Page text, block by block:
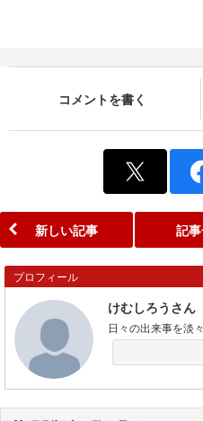
コメントを書く
新しい記事 記
プロフィール
けむしろうさん
日々の出来事を淡